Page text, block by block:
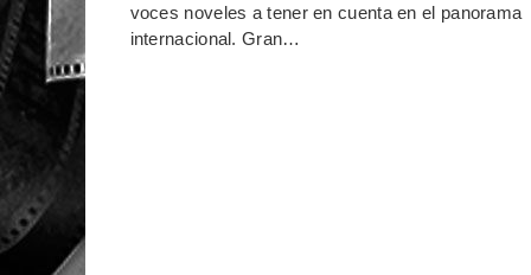
voces noveles a tener en cuenta en el panorama
internacional. Gran…